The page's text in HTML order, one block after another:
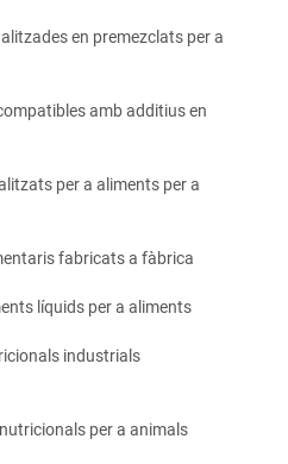
en premezclats per a
amb additius en
per a aliments per a
fabricats a fàbrica
líquids per a aliments
industrials
per a animals